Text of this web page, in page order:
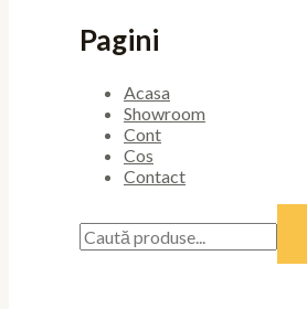
Pagini
Acasa
Showroom
Cont
Cos
Contact